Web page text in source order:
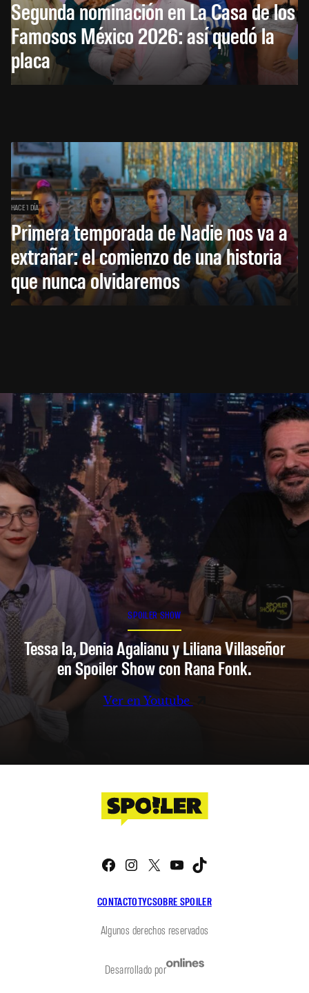
Segunda nominación en La Casa de los
Famosos México 2026: así quedó la
placa
HACE 1 DÍA
Primera temporada de Nadie nos va a
extrañar: el comienzo de una historia
que nunca olvidaremos
SPOILER SHOW
Tessa Ia, Denia Agalianu y Liliana Villaseñor
en Spoiler Show con Rana Fonk.
Ver en Youtube
CONTACTOTYCSOBRE SPOILER
Facebook
Instagram
X YouTube
Algunos derechos reservados
Desarrollado por